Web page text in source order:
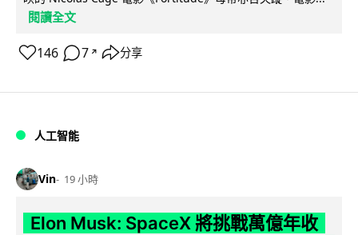
閱讀全文
146 7 ↗ 分享
人工智能
Vin 19 小時
Elon Musk: SpaceX 將挑戰萬億年收